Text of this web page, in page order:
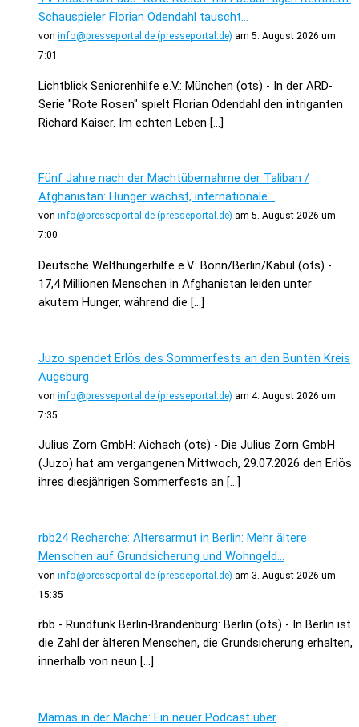
Schauspieler Florian Odendahl tauscht...
von info@presseportal.de (presseportal.de) am 5. August 2026 um
7:01
Lichtblick Seniorenhilfe e.V.: München (ots) - In der ARD-
Serie "Rote Rosen" spielt Florian Odendahl den intriganten
Richard Kaiser. Im echten Leben […]
Fünf Jahre nach der Machtübernahme der Taliban /
Afghanistan: Hunger wächst, internationale...
von info@presseportal.de (presseportal.de) am 5. August 2026 um
7:00
Deutsche Welthungerhilfe e.V.: Bonn/Berlin/Kabul (ots) -
17,4 Millionen Menschen in Afghanistan leiden unter
akutem Hunger, während die […]
Juzo spendet Erlös des Sommerfests an den Bunten Kreis
Augsburg
von info@presseportal.de (presseportal.de) am 4. August 2026 um
7:35
Julius Zorn GmbH: Aichach (ots) - Die Julius Zorn GmbH
(Juzo) hat am vergangenen Mittwoch, 29.07.2026 den Erlös
ihres diesjährigen Sommerfests an […]
rbb24 Recherche: Altersarmut in Berlin: Mehr ältere
Menschen auf Grundsicherung und Wohngeld...
von info@presseportal.de (presseportal.de) am 3. August 2026 um
15:35
rbb - Rundfunk Berlin-Brandenburg: Berlin (ots) - In Berlin ist
die Zahl der älteren Menschen, die Grundsicherung erhalten,
innerhalb von neun […]
Mamas in der Mache: Ein neuer Podcast über